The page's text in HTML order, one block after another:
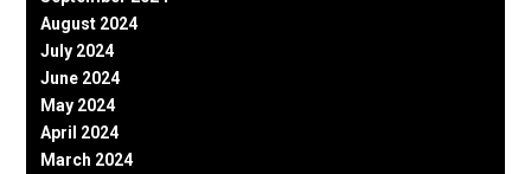
August 2024
July 2024
June 2024
May 2024
April 2024
March 2024